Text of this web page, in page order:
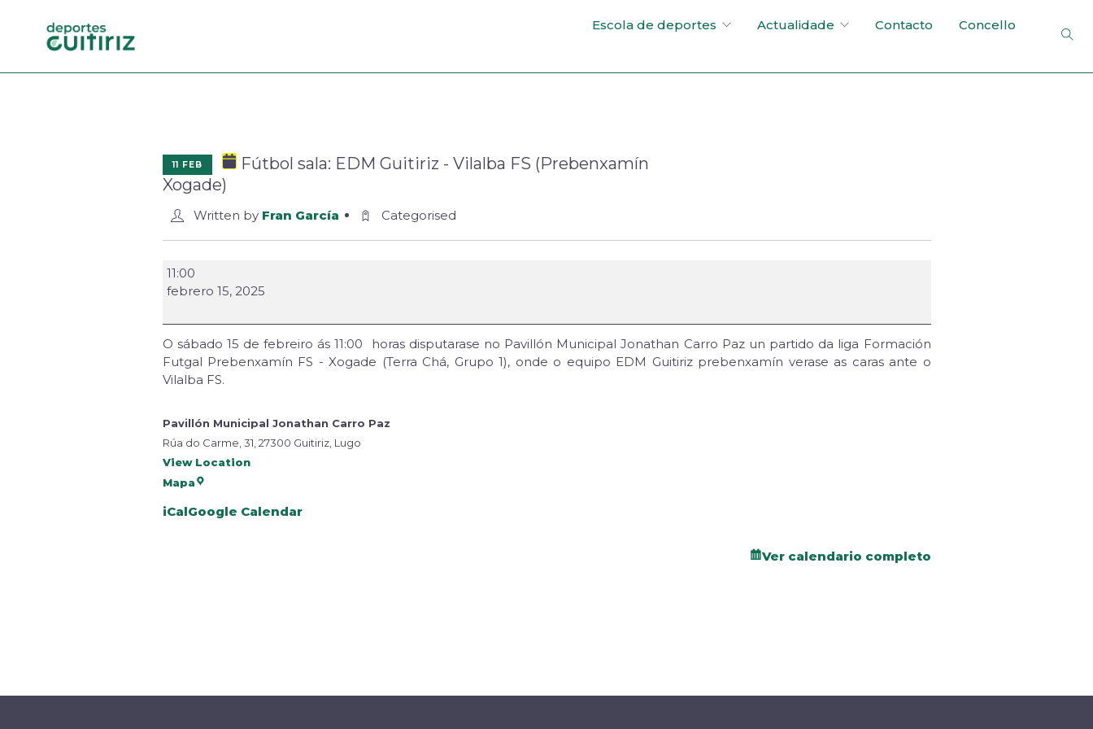
Escola de deportes Actualidade Contacto Concello
11 FEB
Fútbol sala: EDM Guitiriz - Vilalba FS (Prebenxamín
Xogade)
Written by Fran García Categorised
11:00
febrero 15, 2025
O sábado 15 de febreiro ás 11:00 horas disputarase no Pavillón Municipal Jonathan Carro Paz un partido da liga Formación
Futgal Prebenxamín FS - Xogade (Terra Chá, Grupo 1), onde o equipo EDM Guitiriz prebenxamín verase as caras ante o
Vilalba FS.
Pavillón Municipal Jonathan Carro Paz
Rúa do Carme, 31, 27300 Guitiriz, Lugo
View Location
Mapa
iCalGoogle Calendar
Ver calendario completo